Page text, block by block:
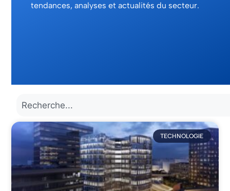
tendances, analyses et actualités du secteur.
TECHNOLOGIE